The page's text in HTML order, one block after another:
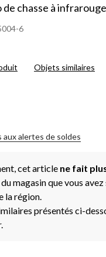
chasse à
6
Objets similaires
aux alertes de soldes
cet article ne fait
du magasin que vous
la région.
présentés ci-